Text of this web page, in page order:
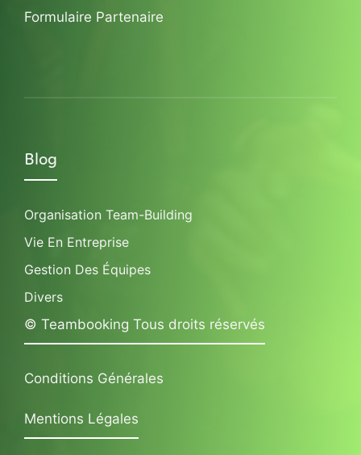
Formulaire Partenaire
Blog
Organisation Team-Building
Vie En Entreprise
Gestion Des Équipes
Divers
© Teambooking Tous droits réservés
Conditions Générales
Mentions Légales